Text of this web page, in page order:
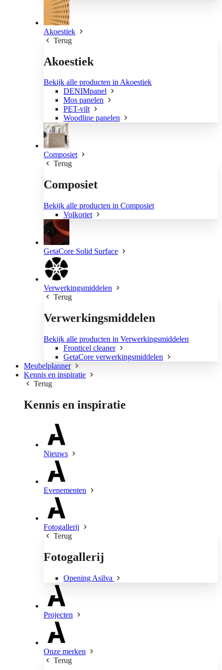
Akoestiek
Terug
Akoestiek
Bekijk alle producten in Akoestiek
DENIMpanel
Mos panelen
PET-vilt
Woodline panelen
Composiet
Terug
Composiet
Bekijk alle producten in Composiet
Volkoriet
GetaCore Solid Surface
Verwerkingsmiddelen
Terug
Verwerkingsmiddelen
Bekijk alle producten in Verwerkingsmiddelen
Fronticel cleaner
GetaCore verwerkingsmiddelen
Meubelplanner
Kennis en inspiratie
Terug
Kennis en inspiratie
Nieuws
Evenementen
Fotogallerij
Terug
Fotogallerij
Opening Asilva
Projecten
Onze merken
Terug